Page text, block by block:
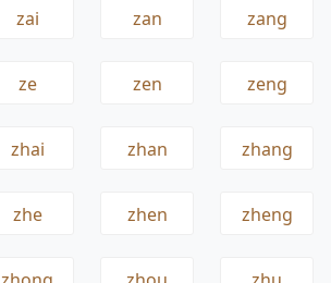
zai zan zang
ze zen zeng
zhai zhan zhang
zhe zhen zheng